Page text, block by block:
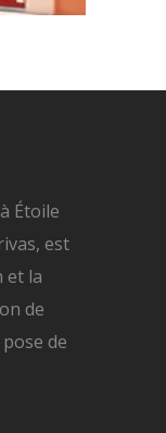
Étoile
est
et la
de
de